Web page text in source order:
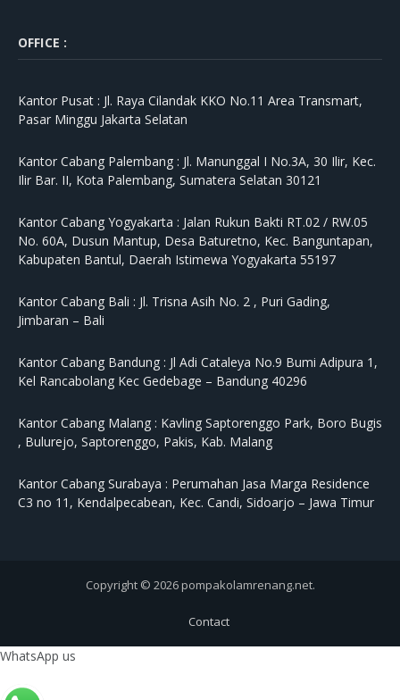
OFFICE :
Kantor Pusat : Jl. Raya Cilandak KKO No.11 Area Transmart,
Pasar Minggu Jakarta Selatan
Kantor Cabang Palembang : Jl. Manunggal I No.3A, 30 Ilir, Kec.
Ilir Bar. II, Kota Palembang, Sumatera Selatan 30121
Kantor Cabang Yogyakarta : Jalan Rukun Bakti RT.02 / RW.05
No. 60A, Dusun Mantup, Desa Baturetno, Kec. Banguntapan,
Kabupaten Bantul, Daerah Istimewa Yogyakarta 55197
Kantor Cabang Bali : Jl. Trisna Asih No. 2 , Puri Gading,
Jimbaran – Bali
Kantor Cabang Bandung : Jl Adi Cataleya No.9 Bumi Adipura 1,
Kel Rancabolang Kec Gedebage – Bandung 40296
Kantor Cabang Malang : Kavling Saptorenggo Park, Boro Bugis
, Bulurejo, Saptorenggo, Pakis, Kab. Malang
Kantor Cabang Surabaya : Perumahan Jasa Marga Residence
C3 no 11, Kendalpecabean, Kec. Candi, Sidoarjo – Jawa Timur
Copyright © 2026 pompakolamrenang.net.
Contact
WhatsApp us